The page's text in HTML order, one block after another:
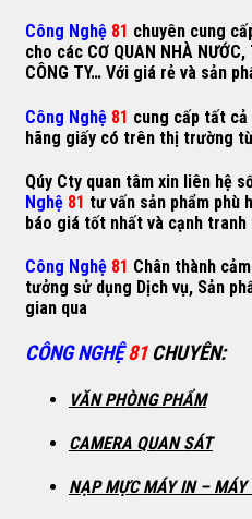
Công Nghệ 81 chuyên cung
cho các CƠ QUAN NHÀ NƯỚC,
CÔNG TY… Với giá rẻ và sản
Công Nghệ 81 cung cấp tất
hãng giấy có trên thị trường
Qúy Cty quan tâm xin liên hệ
Nghệ 81 tư vấn sản phẩm phù
báo giá tốt nhất và cạnh tranh
Công Nghệ 81 Chân thành
tưởng sử dụng Dịch vụ, Sản
gian qua
CÔNG NGHỆ 81 CHUYÊN:
VĂN PHÒNG PHẨM
CAMERA QUAN SÁT
NẠP MỰC MÁY IN – MÁY